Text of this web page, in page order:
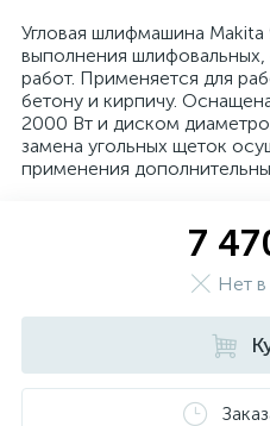
Угловая шлифмашина Makita
выполнения шлифовальных,
работ. Применяется для
бетону и кирпичу.
2000 Вт и диском
замена угольных щеток
применения
7
Нет